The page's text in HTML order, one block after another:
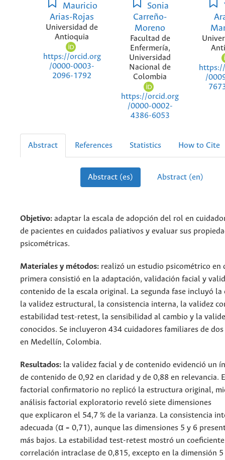
Mauricio
Arias-Rojas
Universidad de
Antioquia
https://orcid.org
/0000-0003-
2096-1792
Sonia
Carreño-
Moreno
Facultad de
Enfermería,
Universidad
Nacional de
Colombia
https://orcid.org
/0000-0002-
4386-6053
/
Abstract References Statistics How to Cite
Abstract (es) Abstract (en)
Objetivo: adaptar la escala de adopción del rol en
de pacientes en cuidados paliativos y evaluar sus
psicométricas.
Materiales y métodos: realizó un estudio psicométrico en
primera consistió en la adaptación, validación facial y
contenido de la escala original. La segunda fase incluyó la
la validez estructural, la consistencia interna, la validez
estabilidad test-retest, la sensibilidad al cambio y la
conocidos. Se incluyeron 434 cuidadores familiares de
en Medellín, Colombia.
Resultados: la validez facial y de contenido evidenció un
de contenido de 0,92 en claridad y de 0,88 en relevancia.
factorial confirmatorio no replicó la estructura original,
análisis factorial exploratorio reveló siete dimensiones
que explicaron el 54,7 % de la varianza. La consistencia
adecuada (α = 0,71), aunque las dimensiones 5 y 6
más bajos. La estabilidad test-retest mostró un
correlación intraclase de 0,815, excepto en la dimensión